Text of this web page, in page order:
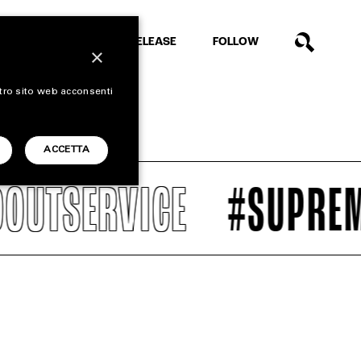
RELEASE FOLLOW
#SUPREME
×
sito web acconsenti
ACCETTA